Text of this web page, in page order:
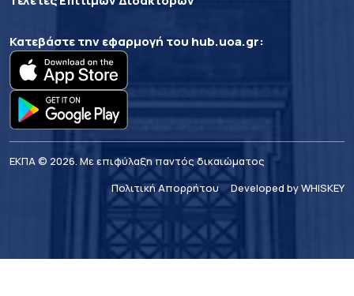
Κατεβάστε την εφαρμογή του hub.uoa.gr:
ΕΚΠΑ © 2026. Με επιφύλαξη παντός δικαιώματος
Πολιτική Απορρήτου
Developed by WHISKEY